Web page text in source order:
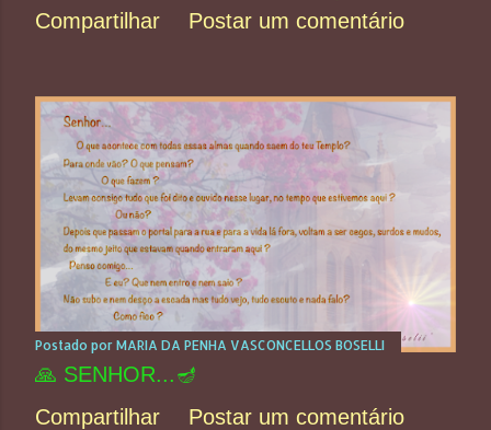
Compartilhar
Postar um comentário
Postado por MARIA DA PENHA VASCONCELLOS BOSELLI
🙏 SENHOR...🪔
Compartilhar
Postar um comentário